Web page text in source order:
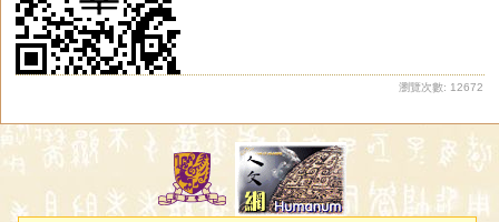
瀏覽次數: 12672